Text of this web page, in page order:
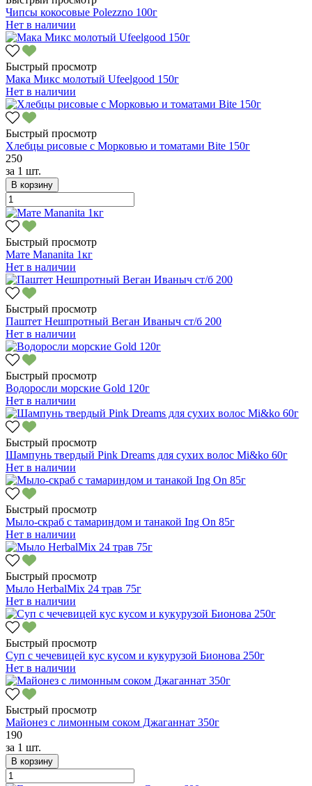
Чипсы кокосовые Polezzno 100г
Нет в наличии
Быстрый просмотр
Мака Микс молотый Ufeelgood 150г
Нет в наличии
Быстрый просмотр
Хлебцы рисовые с Морковью и томатами Bite 150г
250
за 1 шт.
В корзину
Быстрый просмотр
Мате Mananita 1кг
Нет в наличии
Быстрый просмотр
Паштет Нешпротный Веган Иваныч ст/б 200
Нет в наличии
Быстрый просмотр
Водоросли морские Gold 120г
Нет в наличии
Быстрый просмотр
Шампунь твердый Pink Dreams для сухих волос Mi&ko 60г
Нет в наличии
Быстрый просмотр
Мыло-скраб с тамариндом и танакой Ing On 85г
Нет в наличии
Быстрый просмотр
Мыло HerbalMix 24 трав 75г
Нет в наличии
Быстрый просмотр
Суп с чечевицей кус кусом и кукурузой Бионова 250г
Нет в наличии
Быстрый просмотр
Майонез с лимонным соком Джаганнат 350г
190
за 1 шт.
В корзину